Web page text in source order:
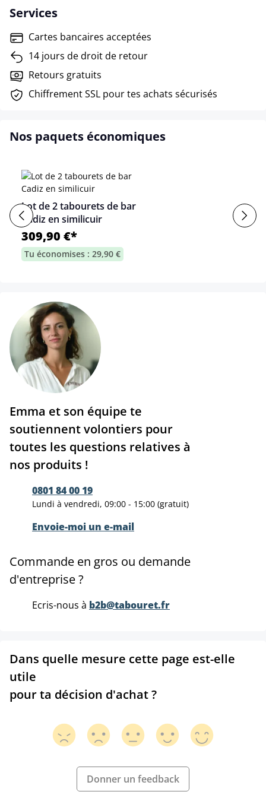
Services
Cartes bancaires acceptées
14 jours de droit de retour
Retours gratuits
Chiffrement SSL pour tes achats sécurisés
Nos paquets économiques
Lot de 2 tabourets de bar
Cadiz en similicuir
309,90 €*
Tu économises : 29,90 €
Emma et son équipe te
soutiennent volontiers pour
toutes les questions relatives à
nos produits !
0801 84 00 19
Lundi à vendredi, 09:00 - 15:00 (gratuit)
Envoie-moi un e-mail
Commande en gros ou demande
d'entreprise ?
Ecris-nous à b2b@tabouret.fr
Dans quelle mesure cette page est-elle
utile
pour ta décision d'achat ?
Donner un feedback